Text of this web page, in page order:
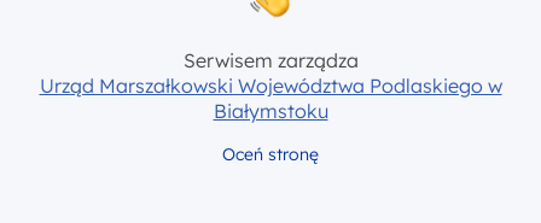
Serwisem zarządza
Urząd Marszałkowski Województwa Podlaskiego w
Białymstoku
Oceń stronę